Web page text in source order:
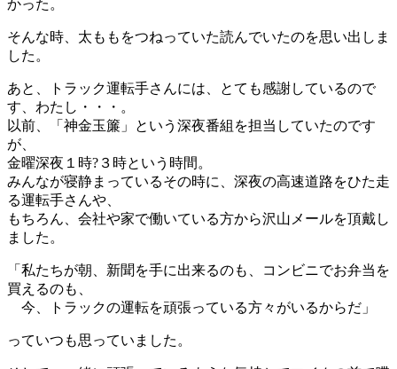
かった。
そんな時、太ももをつねっていた読んでいたのを思い出しま
した。
あと、トラック運転手さんには、とても感謝しているので
す、わたし・・・。
以前、「神金玉簾」という深夜番組を担当していたのです
が、
金曜深夜１時?３時という時間。
みんなが寝静まっているその時に、深夜の高速道路をひた走
る運転手さんや、
もちろん、会社や家で働いている方から沢山メールを頂戴し
ました。
「私たちが朝、新聞を手に出来るのも、コンビニでお弁当を
買えるのも、
今、トラックの運転を頑張っている方々がいるからだ」
っていつも思っていました。